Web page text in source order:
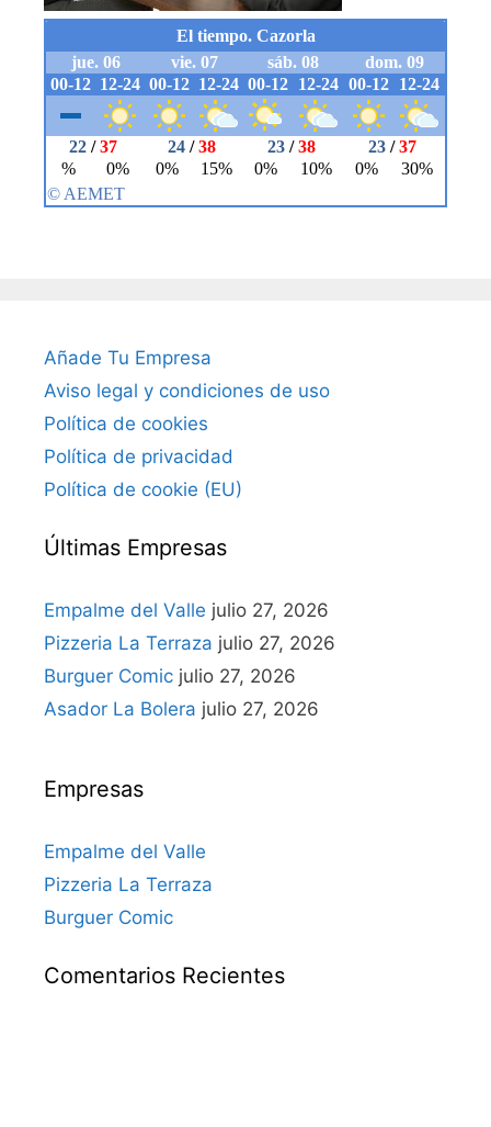
Añade Tu Empresa
Aviso legal y condiciones de uso
Política de cookies
Política de privacidad
Política de cookie (EU)
Últimas Empresas
Empalme del Valle julio 27, 2026
Pizzeria La Terraza julio 27, 2026
Burguer Comic julio 27, 2026
Asador La Bolera julio 27, 2026
Empresas
Empalme del Valle
Pizzeria La Terraza
Burguer Comic
Comentarios Recientes